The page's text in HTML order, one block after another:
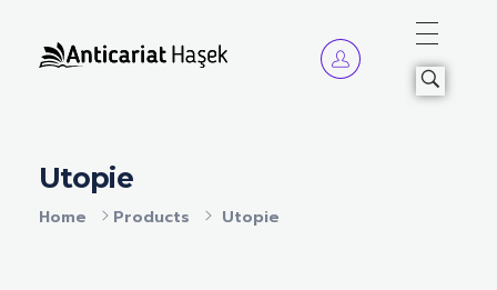
Home Products Utopie
Utopie